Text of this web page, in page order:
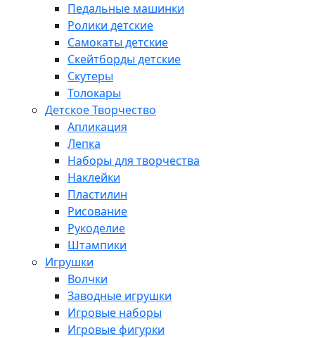
Педальные машинки
Ролики детские
Самокаты детские
Скейтборды детские
Скутеры
Толокары
Детское Творчество
Апликация
Лепка
Наборы для творчества
Наклейки
Пластилин
Рисование
Рукоделие
Штампики
Игрушки
Волчки
Заводные игрушки
Игровые наборы
Игровые фигурки